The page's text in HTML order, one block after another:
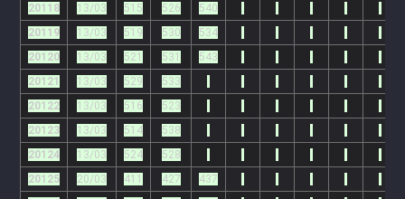
20118
13/03 515 526
540
20119
13/03 519 530
534
20120
13/03 521 531
543
20121
13/03 529
533
20122
13/03 516
523
20123
13/03 514
538
20124
13/03 524
528
20125
20/03 411 427
437